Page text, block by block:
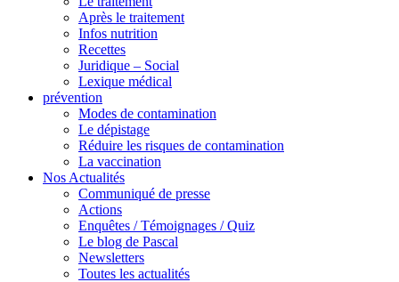
Après le traitement
Infos nutrition
Recettes
Juridique – Social
Lexique médical
prévention
Modes de contamination
Le dépistage
Réduire les risques de contamination
La vaccination
Nos Actualités
Communiqué de presse
Actions
Enquêtes / Témoignages / Quiz
Le blog de Pascal
Newsletters
Toutes les actualités